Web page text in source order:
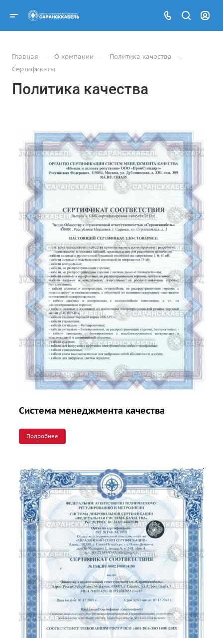
Главная — О компании — Политика качества —
Сертификаты
Политика качества
Система менеджмента качества
Подробнее